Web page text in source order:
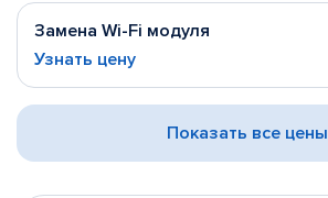
Замена Wi-Fi модуля
Узнать цену
Показать все цены